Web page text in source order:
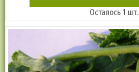
Осталось 1 шт.